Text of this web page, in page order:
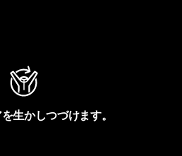
生かしつづけます。